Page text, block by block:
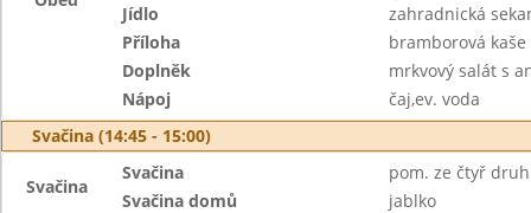
Jídlo
zahradnická
Příloha
bramborová kaše
Doplněk
mrkvový salát s
Nápoj
čaj,ev. voda
Svačina (14:45 - 15:00)
Svačina
Svačina
pom. ze čtyř
Svačina domů
jablko